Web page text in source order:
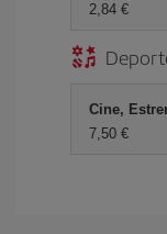
2,84 €
Cine,
7,50 €